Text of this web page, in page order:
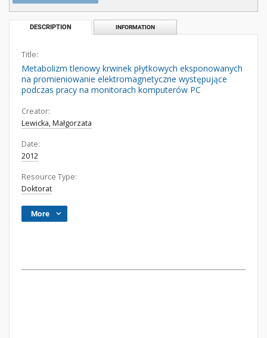
DESCRIPTION INFORMATION
Title:
Metabolizm tlenowy krwinek płytkowych eksponowanych
na promieniowanie elektromagnetyczne występujące
podczas pracy na monitorach komputerów PC
Creator:
Lewicka, Małgorzata
Date:
2012
Resource Type:
Doktorat
More